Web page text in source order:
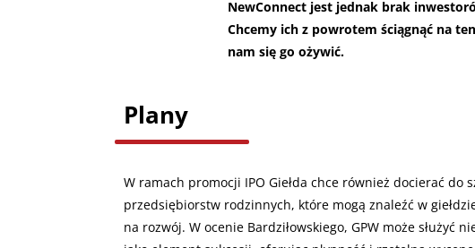
NewConnect jest jednak brak
Chcemy ich z powrotem ściągnąć na
nam się go ożywić.
Plany
W ramach promocji IPO Giełda chce również docierać do
przedsiębiorstw rodzinnych, które mogą znaleźć w
na rozwój. W ocenie Bardziłowskiego, GPW może służyć